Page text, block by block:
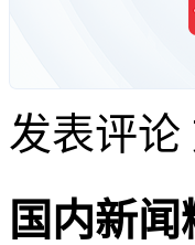
发表评论
国内新闻